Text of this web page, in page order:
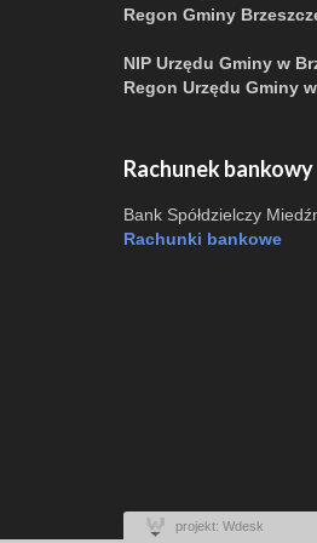
Regon Gminy
NIP Urzędu Gminy w
Regon Urzędu Gminy
Rachunek bankowy
Bank Spółdzielczy
Rachunki bankowe
projekt: Wdesk